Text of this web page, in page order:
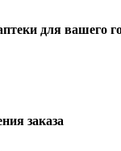
для вашего
заказа